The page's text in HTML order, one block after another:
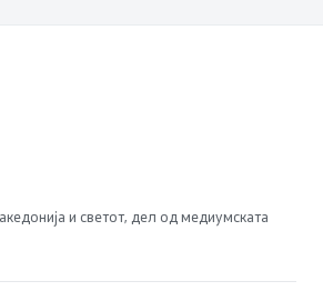
и светот, дел од медиумската